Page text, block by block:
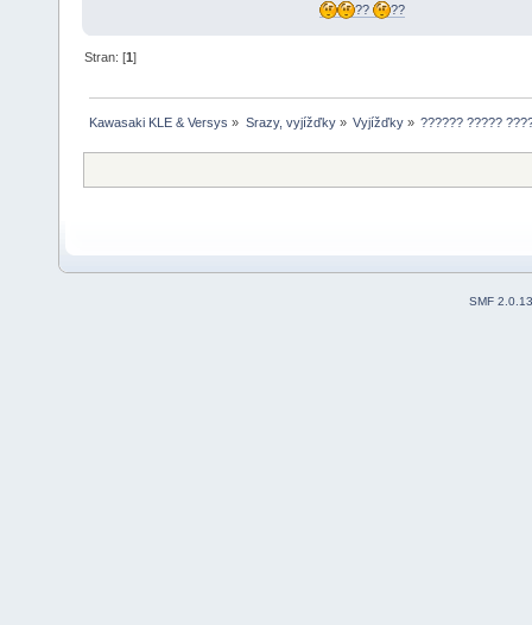
?? ??
Stran: [1]
Kawasaki KLE & Versys » Srazy, vyjížďky» Vyjížďky» ?????? ?????
SMF 2.0.13